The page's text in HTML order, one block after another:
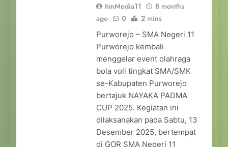
timMedia11
8 months
ago
0 2 mins
Purworejo – SMA Negeri 11
Purworejo kembali
menggelar event olahraga
bola voli tingkat SMA/SMK
se-Kabupaten Purworejo
bertajuk NAYAKA PADMA
CUP 2025. Kegiatan ini
dilaksanakan pada Sabtu, 13
Desember 2025, bertempat
di GOR SMA Negeri 11